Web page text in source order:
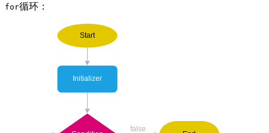
for循环：